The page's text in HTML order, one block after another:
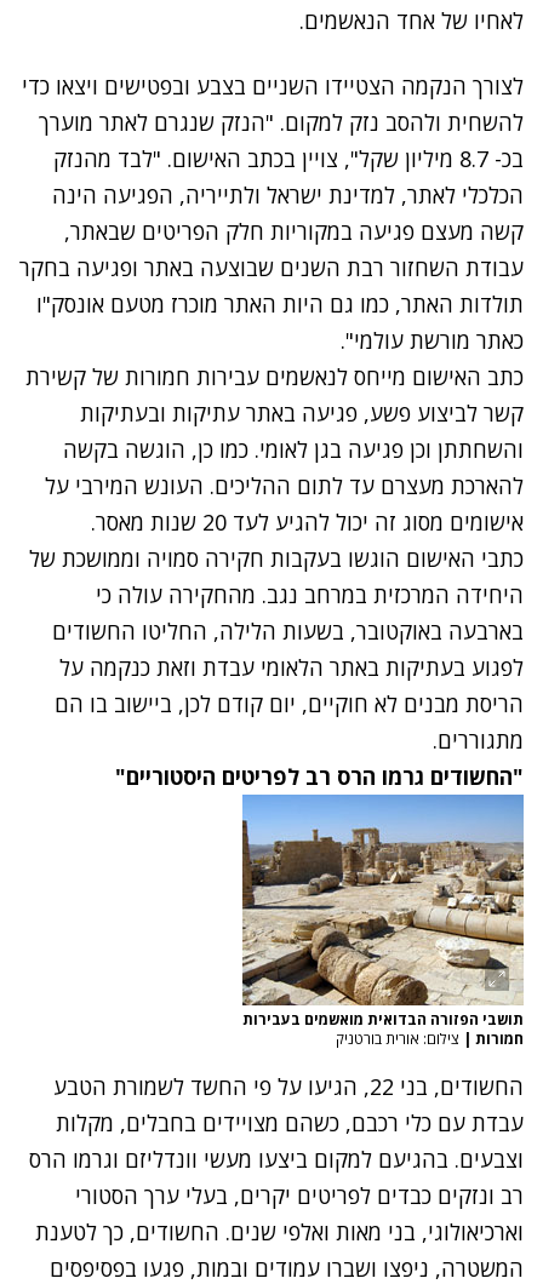
לאחיו של אחד הנאשמים.
לצורך הנקמה הצטיידו השניים בצבע ובפטישים ויצאו כדי
להשחית ולהסב נזק למקום. "הנזק שנגרם לאתר מוערך
בכ- 8.7 מיליון שקל", צויין בכתב האישום. "לבד מהנזק
הכלכלי לאתר, למדינת ישראל ולתייריה, הפגיעה הינה
קשה מעצם פגיעה במקוריות חלק הפריטים שבאתר,
עבודת השחזור רבת השנים שבוצעה באתר ופגיעה בחקר
תולדות האתר, כמו גם היות האתר מוכרז מטעם אונסק"ו
כאתר מורשת עולמי".
כתב האישום מייחס לנאשמים עבירות חמורות של קשירת
קשר לביצוע פשע, פגיעה באתר עתיקות ובעתיקות
והשחתתן וכן פגיעה בגן לאומי. כמו כן, הוגשה בקשה
להארכת מעצרם עד לתום ההליכים. העונש המירבי על
אישומים מסוג זה יכול להגיע לעד 20 שנות מאסר.
כתבי האישום הוגשו בעקבות חקירה סמויה וממושכת של
היחידה המרכזית במרחב נגב. מהחקירה עולה כי
בארבעה באוקטובר, בשעות הלילה, החליטו החשודים
לפגוע בעתיקות באתר הלאומי עבדת וזאת כנקמה על
הריסת מבנים לא חוקיים, יום קודם לכן, ביישוב בו הם
מתגוררים.
"החשודים גרמו הרס רב לפריטים היסטוריים"
תושבי הפזורה הבדואית מואשמים בעבירות
חמורות | צילום: אורית בורטניק
החשודים, בני 22, הגיעו על פי החשד לשמורת הטבע
עבדת עם כלי רכבם, כשהם מצויידים בחבלים, מקלות
וצבעים. בהגיעם למקום ביצעו מעשי וונדליזם וגרמו הרס
רב ונזקים כבדים לפריטים יקרים, בעלי ערך הסטורי
וארכיאולוגי, בני מאות ואלפי שנים. החשודים, כך לטענת
המשטרה, ניפצו ושברו עמודים ובמות, פגעו בפסיפסים